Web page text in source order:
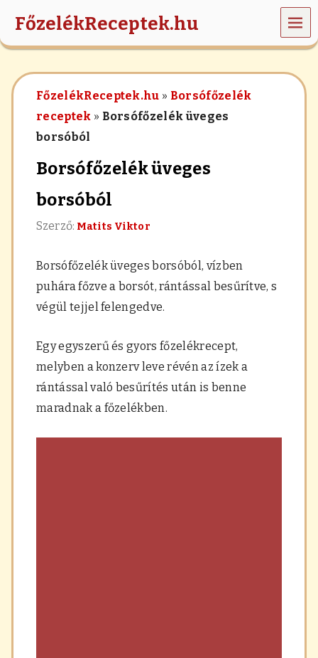
FőzelékReceptek.hu
l
MEN
Ü
FőzelékReceptek.hu » Borsófőzelék
receptek » Borsófőzelék üveges
borsóból
Borsófőzelék üveges
borsóból
Szerző: Matits Viktor
Borsófőzelék üveges borsóból, vízben
puhára főzve a borsót, rántással besűrítve, s
végül tejjel felengedve.
Egy egyszerű és gyors főzelékrecept,
melyben a konzerv leve révén az ízek a
rántással való besűrítés után is benne
maradnak a főzelékben.